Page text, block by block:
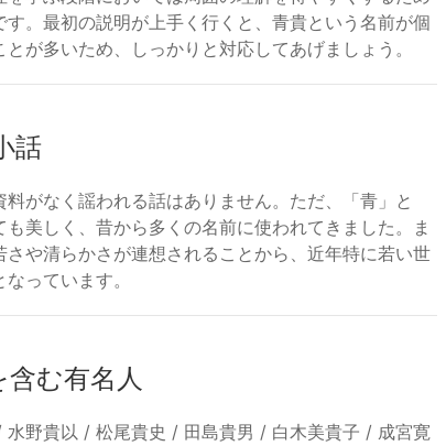
。最初の説明が上手く行くと、青貴という名前が個
が多いため、しっかりと対応してあげましょう。
話
がなく謡われる話はありません。ただ、「青」と
も美しく、昔から多くの名前に使われてきました。ま
や清らかさが連想されることから、近年特に若い世
っています。
含む有名人
野貴以 / 松尾貴史 / 田島貴男 / 白木美貴子 / 成宮寛